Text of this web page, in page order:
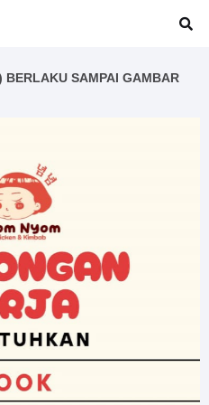
BERLAKU SAMPAI GAMBAR